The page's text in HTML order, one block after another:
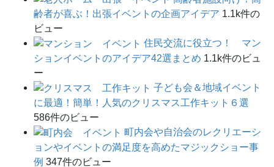
齢者が喜ぶ！出張イベントの企画アイデア 1.1k件の
ビュー
住民交流に役立つ！ マン
ションイベントのアイデア42選まとめ 1.1k件のビュ
ー
子ども会＆地域イベント
に最適！簡単！人気のクリスマス工作キット６選
586件のビュー
町内会や自治会のレクリエーシ
ョンやイベントの満足度を高めたマジックショー事
例 347件のビュー